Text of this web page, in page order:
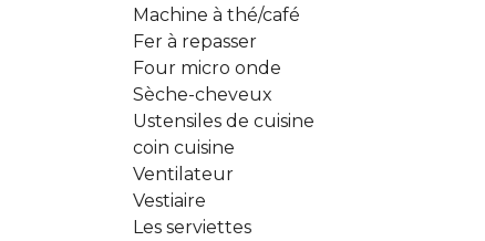
Machine à thé/café
Fer à repasser
Four micro onde
Sèche-cheveux
Ustensiles de cuisine
coin cuisine
Ventilateur
Vestiaire
Les serviettes